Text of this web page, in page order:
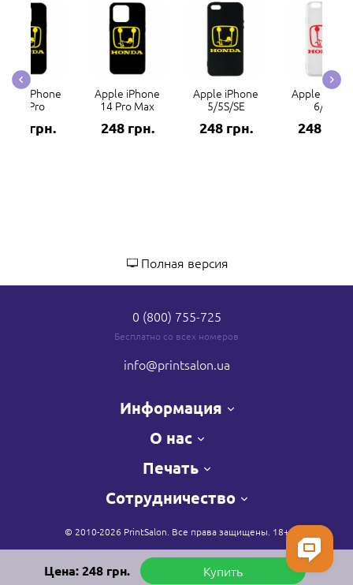
iPhone
14 Pro
248 грн.
Apple iPhone
14 Pro Max
248 грн.
Apple iPhone
5/5S/SE
248 грн.
Apple
6/6S
248 грн.
Цена:248грн. Купить
Полная версия
0 (800) 755-725
Бесплатно со всех номеров
info@printsalon.ua
Информация
О нас
Печать
Сотрудничество
© 2010-2026 PrintSalon. Все права защищены. 18+